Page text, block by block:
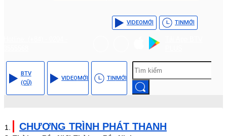
VIDEOMỚI TINMỚI
BTV
(CŨ)
VIDEOMỚI TINMỚI
CHƯƠNG TRÌNH PHÁT THANH